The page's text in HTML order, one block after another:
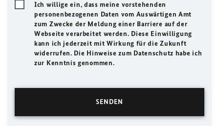
Ich willige ein, dass meine vorstehenden
personenbezogenen Daten vom Auswärtigen Amt
zum Zwecke der Meldung einer Barriere auf der
Webseite verarbeitet werden. Diese Einwilligung
kann ich jederzeit mit Wirkung für die Zukunft
widerrufen. Die Hinweise zum Datenschutz habe ich
zur Kenntnis genommen.